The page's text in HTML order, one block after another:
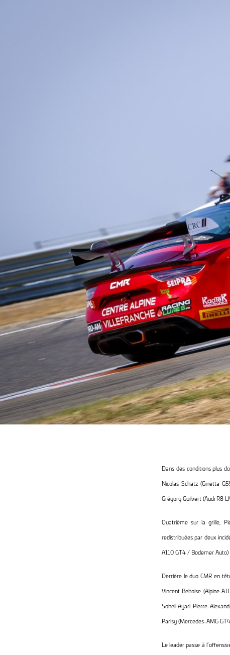
Dans des conditions plus
Nicolas Schatz (Ginetta
Grégory Guilvert (Audi R8
Quatrième sur la grille,
redistribuées par deux
A110 GT4 / Bodemer
Derrière le duo CMR en
Vincent Beltoise (Alpine
Soheil Ayari. Pierre-
Parisy (Mercedes-AMG
Le leader passe à